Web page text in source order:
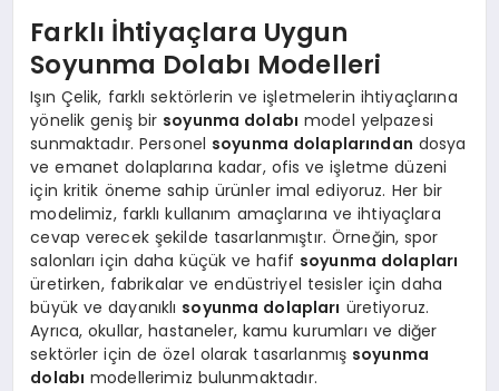
Farklı İhtiyaçlara Uygun
Soyunma Dolabı Modelleri
Işın Çelik, farklı sektörlerin ve işletmelerin ihtiyaçlarına
yönelik geniş bir soyunma dolabı model yelpazesi
sunmaktadır. Personel soyunma dolaplarından dosya
ve emanet dolaplarına kadar, ofis ve işletme düzeni
için kritik öneme sahip ürünler imal ediyoruz. Her bir
modelimiz, farklı kullanım amaçlarına ve ihtiyaçlara
cevap verecek şekilde tasarlanmıştır. Örneğin, spor
salonları için daha küçük ve hafif soyunma dolapları
üretirken, fabrikalar ve endüstriyel tesisler için daha
büyük ve dayanıklı soyunma dolapları üretiyoruz.
Ayrıca, okullar, hastaneler, kamu kurumları ve diğer
sektörler için de özel olarak tasarlanmış soyunma
dolabı modellerimiz bulunmaktadır.